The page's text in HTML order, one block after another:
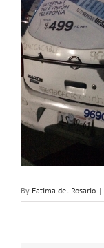
By Fatima del Rosario |